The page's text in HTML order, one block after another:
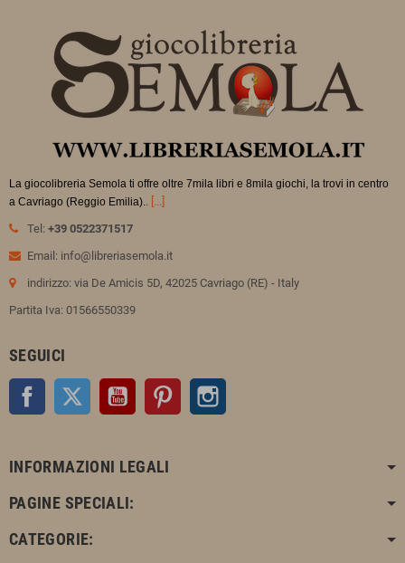
La giocolibreria Semola ti offre oltre 7mila libri e 8mila giochi, la trovi in centro
a Cavriago (Reggio Emilia).. [...]
Tel: +39 0522371517
Email: info@libreriasemola.it
indirizzo: via De Amicis 5D, 42025 Cavriago (RE) - Italy
Partita Iva: 01566550339
SEGUICI
Facebook Twitter YouTube Pinterest
INFORMAZIONI LEGALI
PAGINE SPECIALI:
CATEGORIE: